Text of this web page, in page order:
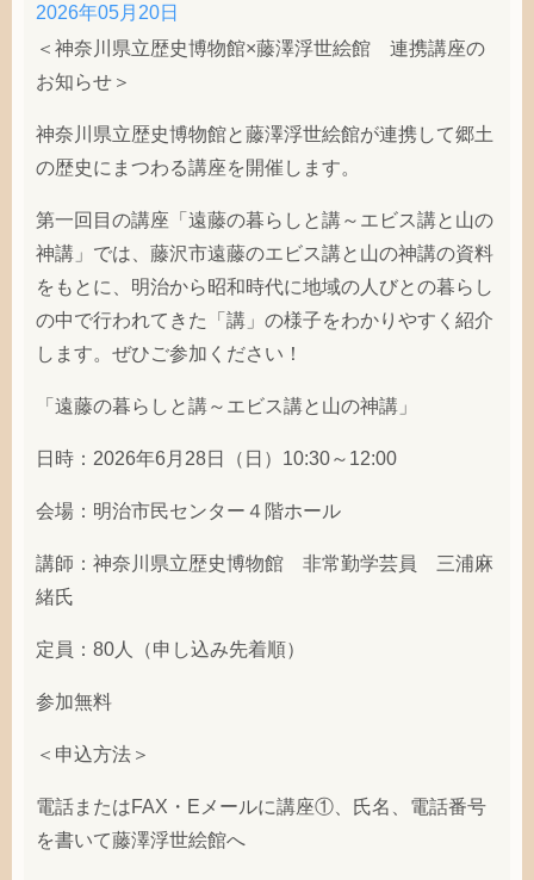
2026年05月20日
＜神奈川県立歴史博物館×藤澤浮世絵館 連携講座の
お知らせ＞
神奈川県立歴史博物館と藤澤浮世絵館が連携して郷土
の歴史にまつわる講座を開催します。
第一回目の講座「遠藤の暮らしと講～エビス講と山の
神講」では、藤沢市遠藤のエビス講と山の神講の資料
をもとに、明治から昭和時代に地域の人びとの暮らし
の中で行われてきた「講」の様子をわかりやすく紹介
します。ぜひご参加ください！
「遠藤の暮らしと講～エビス講と山の神講」
日時：2026年6月28日（日）10:30～12:00
会場：明治市民センター４階ホール
講師：神奈川県立歴史博物館 非常勤学芸員 三浦麻
緒氏
定員：80人（申し込み先着順）
参加無料
＜申込方法＞
電話またはFAX・Eメールに講座①、氏名、電話番号
を書いて藤澤浮世絵館へ